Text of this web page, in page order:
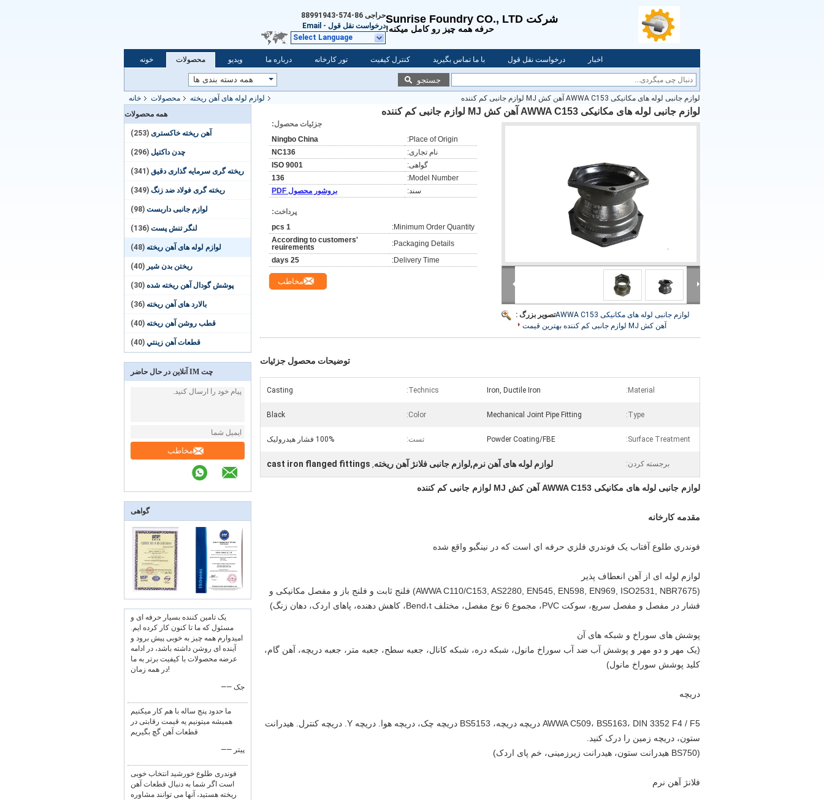
شرکت Sunrise Foundry CO., LTD
حرفه همه چيز رو کامل ميکنه!
حراجی 86-574-88991943
درخواست نقل قول -
Email
Select Language
خونه محصولات ویدیو درباره ما تور کارخانه کنترل کیفیت با ما تماس بگیرید درخواست نقل قول اخبار
جستجو
خانه محصولات لوازم لوله های آهن ریخته
لوازم جانبی لوله های مکانیکی AWWA C153 آهن کش MJ لوازم جانبی کم کننده
همه محصولات
آهن ریخته خاکستری (253)
چدن داکتیل (296)
ریخته گری سرمایه گذاری دقیق (341)
ریخته گری فولاد ضد زنگ (349)
لوازم جانبی داربست (98)
لنگر تنش پست (136)
لوازم لوله های آهن ریخته (48)
ریختن بدن شیر (40)
پوشش گودال آهن ریخته شده (30)
بالارد های آهن ریخته (36)
قطب روشن آهن ریخته (40)
قطعات آهن زينتي (40)
چت IM آنلاین در حال حاضر
مخاطب
گواهی
یک تامین کننده بسیار حرفه ای و
مسئول که ما تا کنون کار کرده ایم.
امیدوارم همه چیز به خوبی پیش برود و
آینده ای روشن داشته باشد، در ادامه
عرضه محصولات با کیفیت برتر به ما
در همه زمان!
—— جک
ما حدود پنج ساله با هم کار ميکنيم
هميشه ميتونيم يه قيمت رقابتی در
قطعات آهن گچ بگيريم
—— پیتر
فوندری طلوع خورشید انتخاب خوبی
است اگر شما به دنبال قطعات آهن
ریخته هستید، آنها می توانند مشاوره
لوازم جانبی لوله های مکانیکی AWWA C153 آهن کش MJ لوازم جانبی کم کننده
تصویر بزرگ :لوازم جانبی لوله های مکانیکی AWWA C153
آهن کش MJ لوازم جانبی کم کننده
بهترین قیمت
جزئیات محصول:
Place of Origin:
Ningbo China
نام تجاری:
NC136
گواهی:
ISO 9001
Model Number:
136
سند:
بروشور محصول PDF
پرداخت:
Minimum Order Quantity:
1 pcs
Packaging Details:
According to customers'
reuirements
Delivery Time:
25 days
مخاطب
توضیحات محصول جزئیات
Material:
Iron, Ductile Iron
Technics:
Casting
Type:
Mechanical Joint Pipe Fitting
Color:
Black
Surface Treatment:
Powder Coating/FBE تست: 100% فشار هیدرولیک
برجسته کردن: لوازم لوله های آهن نرم,لوازم جانبی فلانژ آهن ریخته,
cast iron flanged fittings
لوازم جانبی لوله های مکانیکی AWWA C153 آهن کش MJ لوازم جانبی کم کننده
مقدمه کارخانه
فوندري طلوع آفتاب يک فوندري فلزي حرفه اي است که در نينگبو واقع شده
لوازم لوله ای از آهن انعطاف پذیر
(AWWA C110/C153, AS2280, EN545, EN598, EN969, ISO2531, NBR7675) فلنج ثابت و فلنج باز و مفصل مکانیکی و
فشار در مفصل و مفصل سریع، سوکت PVC، مجموع 6 نوع مفصل، مختلف Bend،t، کاهش دهنده، پاهای اردک، دهان زنگ)
پوشش های سوراخ و شبکه های آن
(یک مهر و دو مهر و پوشش آب ضد آب سوراخ مانول، شبكه دره، شبکه کانال، جعبه سطح، جعبه متر، جعبه دریچه، آهن گام،
کلید پوشش سوراخ مانول)
دریچه
AWWA C509، BS5163، DIN 3352 F4 / F5 دریچه دریچه، BS5153 دریچه چک، دریچه هوا. دریچه Y. دریچه کنترل. هیدرانت
ستون، دریچه زمین را درک کنید.
(BS750 هیدرانت ستون، هیدرانت زیرزمینی، خم پای اردک)
فلانژ آهن نرم